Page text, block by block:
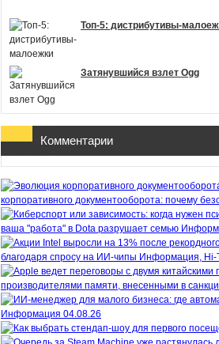
Топ-5: дистрибутивы-
Затянувшийся взлет Ogg
Комментарии
корпоративного документооборота: почему
ваша "работа" в Dota разрушает семью
благодаря спросу на ИИ-чипы Информация, Hi-
производителями памяти, внесенными в
Информация 04.08.26